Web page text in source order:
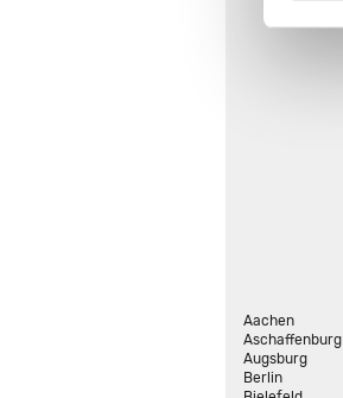
Aachen
Aschaffenburg
Augsburg
Berlin